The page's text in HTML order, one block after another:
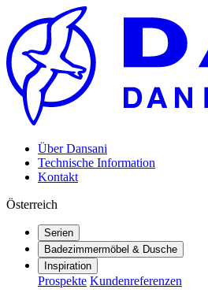
Über Dansani
Technische Information
Kontakt
Österreich
Serien
Badezimmermöbel & Dusche
Inspiration
Prospekte Kundenreferenzen